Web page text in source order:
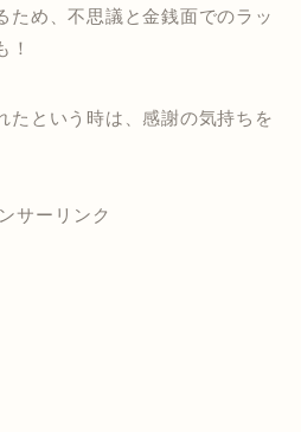
ため、不思議と金銭面でのラッ
！
たという時は、感謝の気持ちを
サーリンク